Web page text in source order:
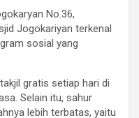
No.36,
Jogokariyan terkenal
sosial yang
gratis setiap hari di
Selain itu, sahur
lebih terbatas, yaitu